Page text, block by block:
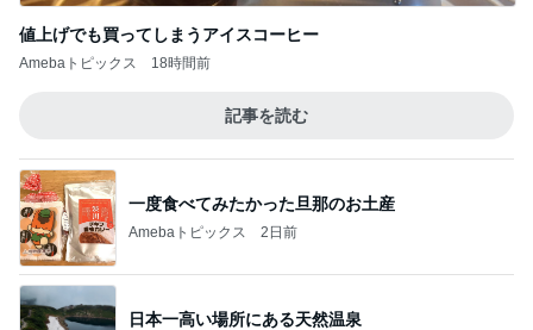
値上げでも買ってしまうアイスコーヒー
Amebaトピックス 18時間前
記事を読む
一度食べてみたかった旦那のお土産
Amebaトピックス 2日前
日本一高い場所にある天然温泉